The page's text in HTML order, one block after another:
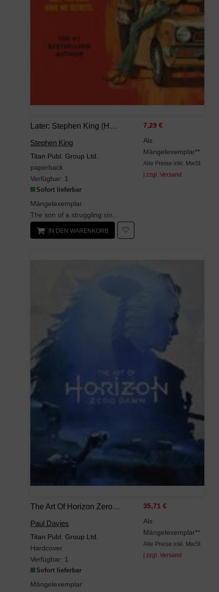
Later: Stephen King (Hard Case Crime, 147), Englische Sprache
Stephen King
Titan Publ. Group Ltd.
paperback
Verfügbar: 1
Sofort lieferbar
Mängelexemplar
7,29 €
Als
Mängelexemplar**
Alle Preise inkl. MwSt
| zzgl. Versand
IN DEN WARENKORB
The Art Of Horizon Zero Dawn
Paul Davies
Titan Publ. Group Ltd.
Hardcover
Verfügbar: 1
Sofort lieferbar
Mängelexemplar
35,71 €
Als
Mängelexemplar**
Alle Preise inkl. MwSt
| zzgl. Versand